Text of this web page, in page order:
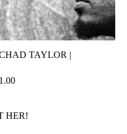
TAYLOR |
HER!